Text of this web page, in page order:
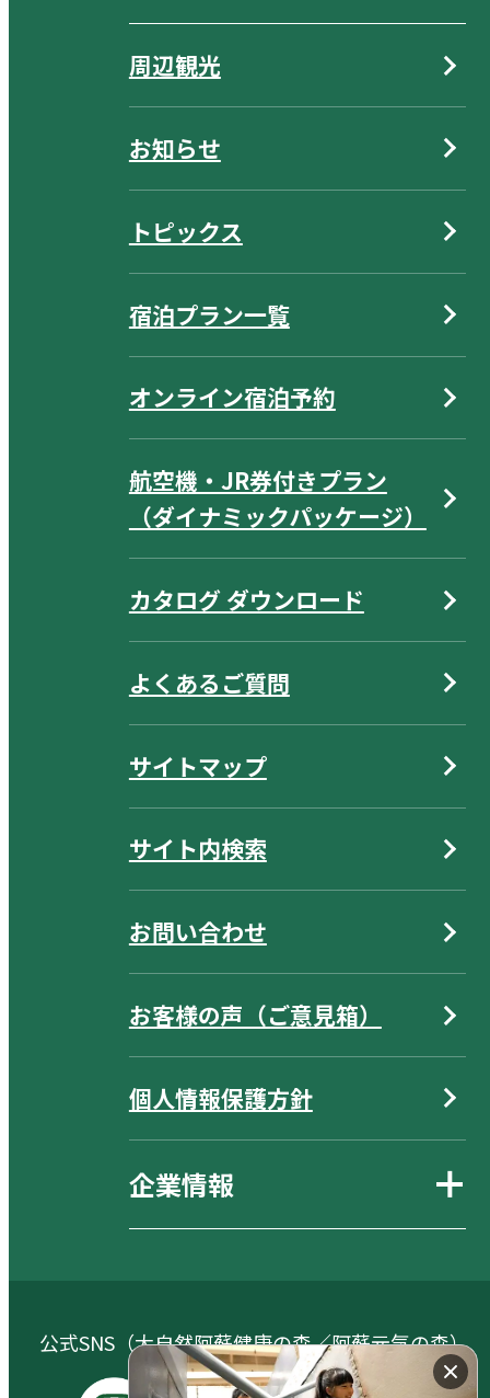
周辺観光
お知らせ
トピックス
宿泊プラン一覧
オンライン宿泊予約
航空機・JR券付きプラン
（ダイナミックパッケージ）
カタログ ダウンロード
よくあるご質問
サイトマップ
サイト内検索
お問い合わせ
お客様の声（ご意見箱）
個人情報保護方針
企業情報
公式SNS（大自然阿蘇健康の森／阿蘇元気の森）